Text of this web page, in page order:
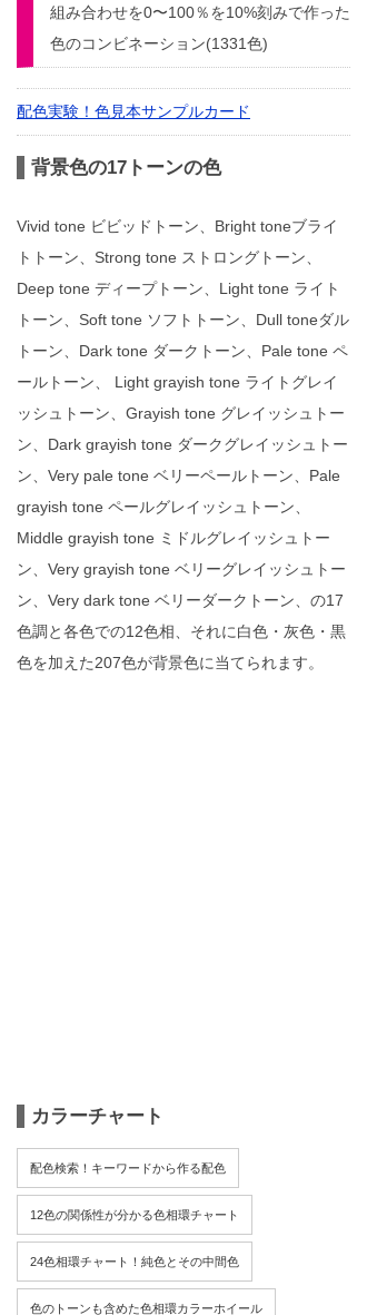
組み合わせを0〜100％を10%刻みで作った
色のコンビネーション(1331色)
配色実験！色見本サンプルカード
背景色の17トーンの色
Vivid tone ビビッドトーン、Bright toneブライ
トトーン、Strong tone ストロングトーン、
Deep tone ディープトーン、Light tone ライト
トーン、Soft tone ソフトトーン、Dull toneダル
トーン、Dark tone ダークトーン、Pale tone ペ
ールトーン、 Light grayish tone ライトグレイ
ッシュトーン、Grayish tone グレイッシュトー
ン、Dark grayish tone ダークグレイッシュトー
ン、Very pale tone ベリーペールトーン、Pale
grayish tone ペールグレイッシュトーン、
Middle grayish tone ミドルグレイッシュトー
ン、Very grayish tone ベリーグレイッシュトー
ン、Very dark tone ベリーダークトーン、の17
色調と各色での12色相、それに白色・灰色・黒
色を加えた207色が背景色に当てられます。
カラーチャート
配色検索！キーワードから作る配色
12色の関係性が分かる色相環チャート
24色相環チャート！純色とその中間色
色のトーンも含めた色相環カラーホイール